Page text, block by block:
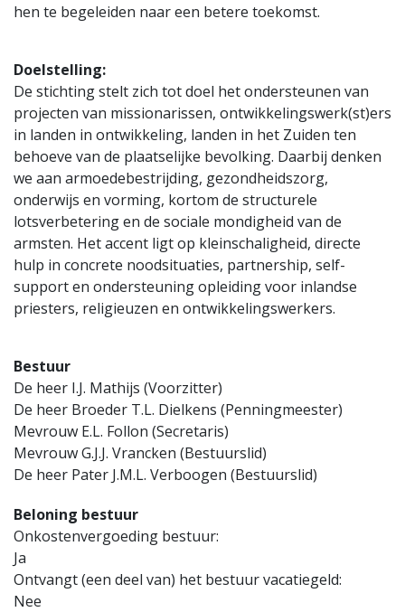
hen te begeleiden naar een betere toekomst.
Doelstelling:
De stichting stelt zich tot doel het ondersteunen van
projecten van missionarissen, ontwikkelingswerk(st)ers
in landen in ontwikkeling, landen in het Zuiden ten
behoeve van de plaatselijke bevolking. Daarbij denken
we aan armoedebestrijding, gezondheidszorg,
onderwijs en vorming, kortom de structurele
lotsverbetering en de sociale mondigheid van de
armsten. Het accent ligt op kleinschaligheid, directe
hulp in concrete noodsituaties, partnership, self-
support en ondersteuning opleiding voor inlandse
priesters, religieuzen en ontwikkelingswerkers.
Bestuur
De heer I.J. Mathijs (Voorzitter)
De heer Broeder T.L. Dielkens (Penningmeester)
Mevrouw E.L. Follon (Secretaris)
Mevrouw G.J.J. Vrancken (Bestuurslid)
De heer Pater J.M.L. Verboogen (Bestuurslid)
Beloning bestuur
Onkostenvergoeding bestuur:
Ja
Ontvangt (een deel van) het bestuur vacatiegeld:
Nee